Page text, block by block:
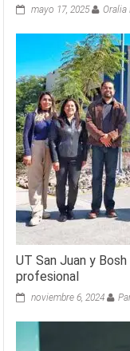
mayo 17, 2025 Oralia
UT San Juan y
profesional
noviembre 6, 2024